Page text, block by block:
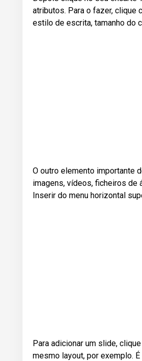
atributos. Para o fazer, clique
estilo de escrita, tamanho do
O outro elemento importante
imagens, vídeos, ficheiros de
Inserir do menu horizontal
Para adicionar um slide,
mesmo layout, por exemplo.